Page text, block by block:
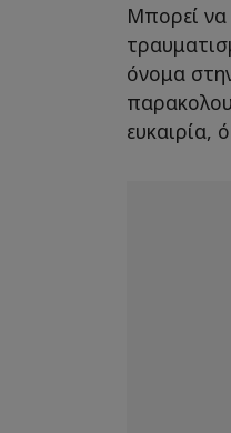
Μπορεί να
όνομα
ευκαιρία,